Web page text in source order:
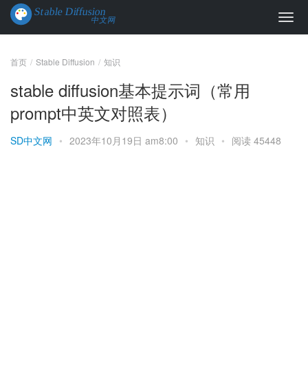
首页 Stable Diffusion 知识
stable diffusion基本提示词（常用
prompt中英文对照表）
SD中文网 • 2023年10月19日 am8:00 • 知识 • 阅读 45448